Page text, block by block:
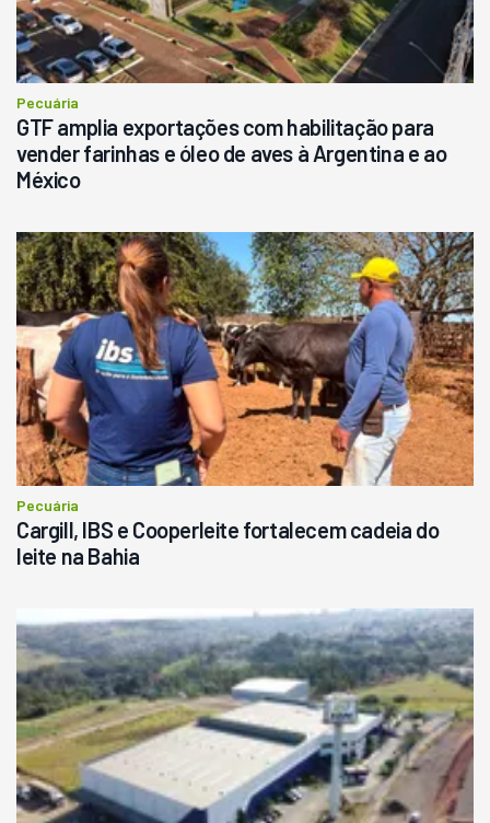
Pecuária
GTF amplia exportações com habilitação para
vender farinhas e óleo de aves à Argentina e ao
México
Pecuária
Cargill, IBS e Cooperleite fortalecem cadeia do
leite na Bahia